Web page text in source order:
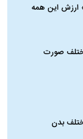
ارزش این همه
صورت
بدن